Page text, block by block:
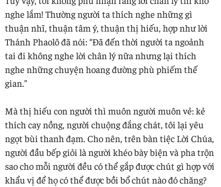
nghe lắm! Thường người ta thích nghe những gì
thuận nhĩ, thuận tâm ý, thuận thị hiếu, hợp như lời
Thánh Phaolô đã nói: “Đã đến thời người ta ngoảnh
tai đi không nghe lời chân lý nữa nhưng lại thích
nghe những chuyện hoang đường phù phiếm thế
gian.”
Mà thị hiếu con người thì muôn người muôn vẻ: kẻ
thích cay nồng, người chuộng đắng chát, tôi lại yêu
ngọt bùi thanh đạm. Cho nên, trên bàn tiệc Lời Chúa,
người đầu bếp giỏi là người khéo bày biện và pha trộn
sao cho mỗi người đều có thể gắp được chút gì hợp với
khẩu vị để họ có thể được bồi bổ chút nào đó chăng?